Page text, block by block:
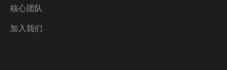
核心团队
加入我们